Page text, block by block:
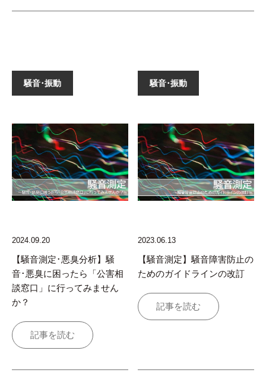
騒音･振動
2024.09.20
【騒音測定･悪臭分析】騒
音･悪臭に困ったら「公害相
談窓口」に行ってみません
か？
記事を読む
騒音･振動
2023.06.13
【騒音測定】騒音障害防止の
ためのガイドラインの改訂
記事を読む